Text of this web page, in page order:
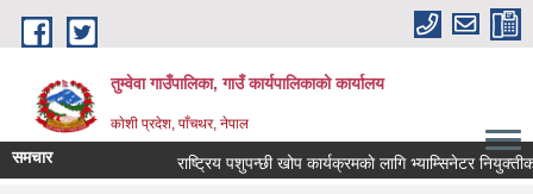
Skip to main content
तुम्वेवा गाउँपालिका, गाउँ कार्यपालिकाको कार्यालय
काेशी प्रदेश, पाँचथर, नेपाल
समचार राष्ट्रिय पशुपन्छी खोप कार्यक्रमकाे लागि भ्याम्सिनेटर